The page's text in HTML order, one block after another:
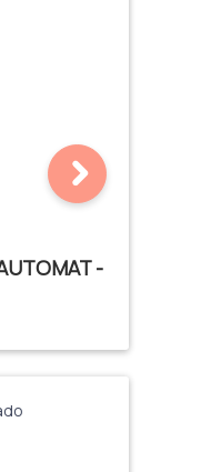
-
0 von 5 Sternen